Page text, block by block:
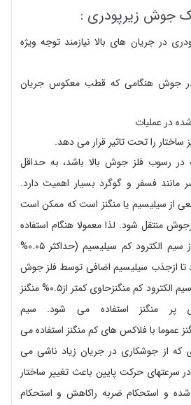
جوش زیرپودری :
در جریان های بالا نیازمند توجه ویژه
در جوش هنگامی که قطب معکوس جریان
در عملیات
ساختار را تحت تاثیر قرار می دهد.
در رسوب فلز جوش بالا باشد، به حداقل
مانند فسفر و گوگرد بسیار اهمیت دارد.
از سیلیسیم یا منگنز است که ممکن است
منتقل شود. لذا معمولا هنگام استفاده
از فلاکسهای پرسیلیسیم، از سیم الکترود کم سیلیسیم (حداکثر ۰.۰۵%
تا ازجذب سیلیسیم اضافی توسط فلز جوش
جلوگیری شود. همچنین از سیم الکترود کم منگنزحاوی کمتر از۰.۵% منگنز
پر منگنز استفاده می شود. سیم
۲% منگنز عموما با فلاکس های کم منگنز استفاده می
که از جوشکاری در جریان زیاد ناشی می
۱۵۰۰ آمپر) در سرعتهای حرکت پایین باعث تغییر ساختار
شده و استحکام ضربه راکاهش و استحکام